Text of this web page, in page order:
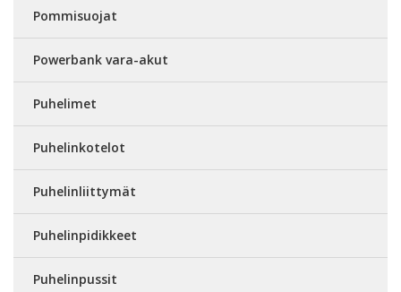
Pommisuojat
Powerbank vara-akut
Puhelimet
Puhelinkotelot
Puhelinliittymät
Puhelinpidikkeet
Puhelinpussit